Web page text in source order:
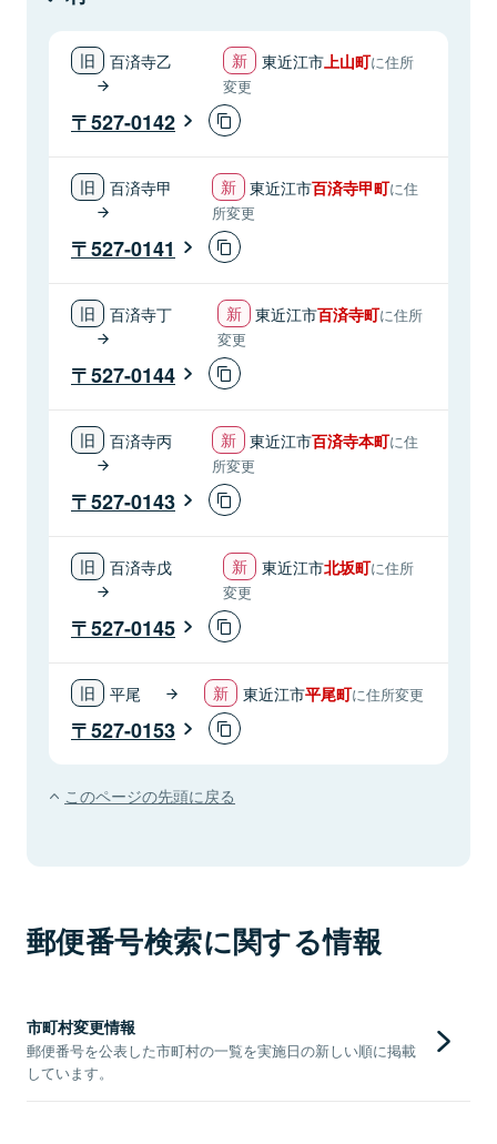
百済寺乙 東近江市上山町に住所
変更
527-0142
百済寺甲 東近江市百済寺甲町に住
所変更
527-0141
百済寺丁 東近江市百済寺町に住所
変更
527-0144
百済寺丙 東近江市百済寺本町に住
所変更
527-0143
百済寺戊 東近江市北坂町に住所
変更
527-0145
平尾 東近江市平尾町に住所変更
527-0153
このページの先頭に戻る
郵便番号検索に関する情報
市町村変更情報
郵便番号を公表した市町村の一覧を実施日の新しい順に掲載
しています。